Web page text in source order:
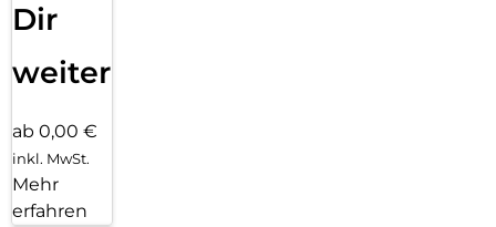
Dir
weiter
ab 0,00 €
inkl. MwSt.
Mehr
erfahren